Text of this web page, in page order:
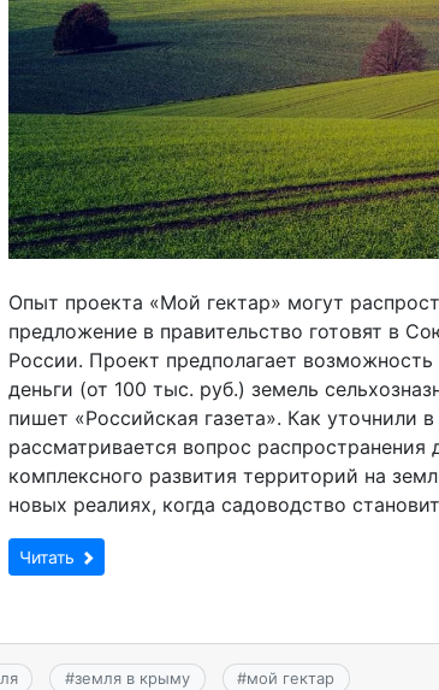
Опыт проекта «Мой гектар» могут
предложение в правительство готовят в
России. Проект предполагает
деньги (от 100 тыс. руб.) земель
пишет «Российская газета». Как уточнили
рассматривается вопрос распространения
комплексного развития территорий на
новых реалиях, когда садоводство
Читать
#земля в крыму #мой гектар